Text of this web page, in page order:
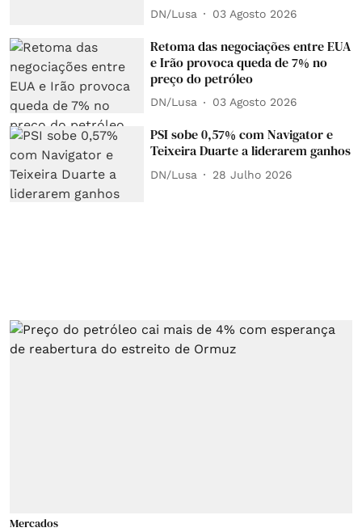
DN/Lusa 03 Agosto 2026
Retoma das negociações entre EUA
e Irão provoca queda de 7% no
preço do petróleo
DN/Lusa 03 Agosto 2026
PSI sobe 0,57% com Navigator e
Teixeira Duarte a liderarem ganhos
DN/Lusa 28 Julho 2026
Mercados